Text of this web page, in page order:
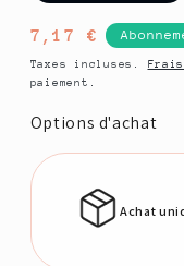
Prix
habituel
7,17 €
Taxes incluses.
paiement.
Options d'achat
Achat